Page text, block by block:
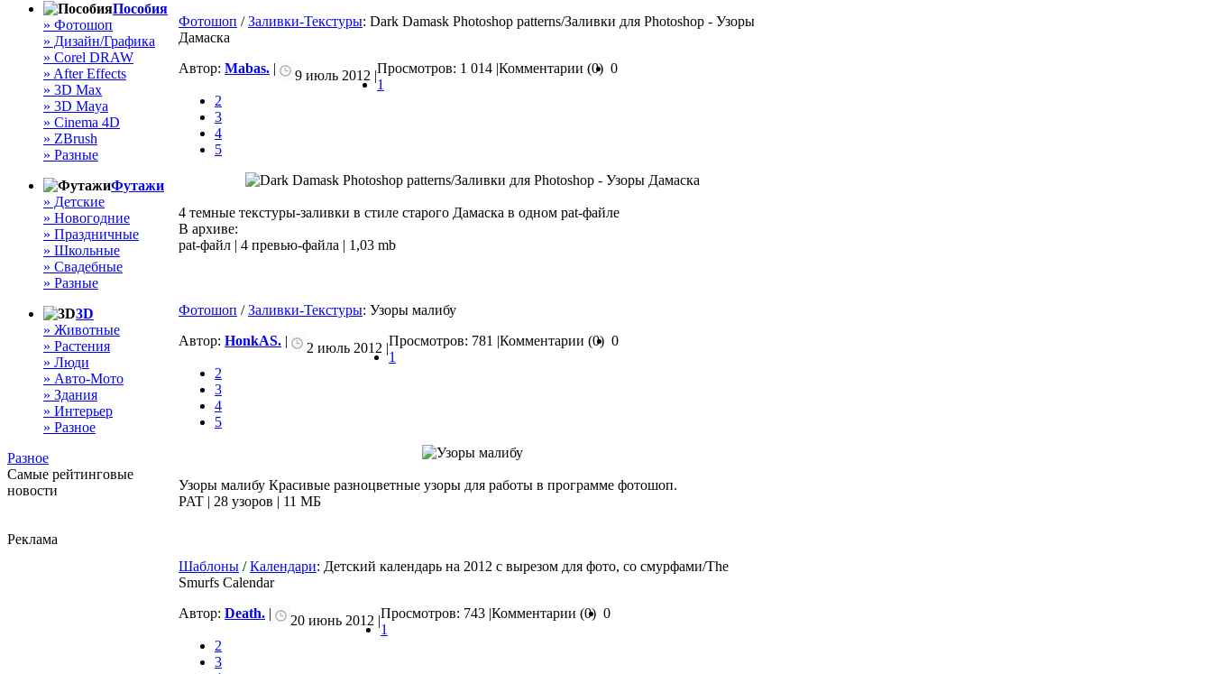
Пособия
» Фотошоп
» Дизайн/Графика
» Corel DRAW
» After Effects
» 3D Max
» 3D Maya
» Cinema 4D
» ZBrush
» Разные
Футажи
» Детские
» Новогодние
» Праздничные
» Школьные
» Свадебные
» Разные
3D
» Животные
» Растения
» Люди
» Авто-Мото
» Здания
» Интерьер
» Разное
Разное
Самые рейтинговые
новости
Реклама
Фотошоп /Заливки-Текстуры: Dark Damask Photoshop patterns/Заливки для Photoshop - Узоры
Дамаска
Автор: Mabas. | 9 июль 2012 |Просмотров: 1 014 |Комментарии (0) 0
1
2
3
4
5
4 темные текстуры-заливки в стиле старого Дамаска в одном pat-файле
В архиве:
pat-файл | 4 превью-файла | 1,03 mb
Фотошоп /Заливки-Текстуры: Узоры малибу
Автор: HonkAS. | 2 июль 2012 |Просмотров: 781 |Комментарии (0) 0
1
2
3
4
5
Узоры малибу Красивые разноцветные узоры для работы в программе фотошоп.
PAT | 28 узоров | 11 МБ
Шаблоны /Календари: Детский календарь на 2012 с вырезом для фото, со смурфами/The
Smurfs Calendar
Автор: Death. | 20 июнь 2012 |Просмотров: 743 |Комментарии (0) 0
1
2
3